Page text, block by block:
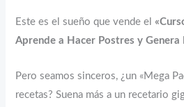
Este es el sueño que vende el
Aprende a Hacer Postres y Genera
Pero seamos sinceros, ¿un «Mega
recetas? Suena más a un recetario